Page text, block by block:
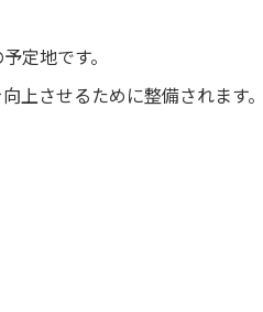
定地です。
上させるために整備されます。